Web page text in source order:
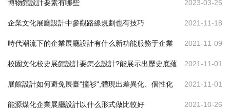
博物館設計要素有哪些 2023-03-26
企業文化展廳設計中參觀路線規劃也有技巧 2021-11-18
時代潮流下的企業展廳設計有什么新功能服務于企業 2021-11-09
校園文化校史展館設計要怎么設計?能展示出歷史底蘊 2021-11-01
展館設計如何避免展臺"撞衫",體現出差異化、個性化 2021-11-01
能源煤化企業展廳設計以什么形式做比較好 2021-10-26